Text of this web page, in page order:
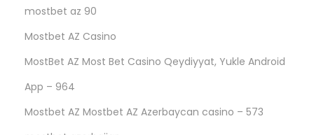
mostbet az 90
Mostbet AZ Casino
MostBet AZ Most Bet Casino Qeydiyyat, Yukle Android
App – 964
Mostbet AZ Mostbet AZ Azerbaycan casino – 573